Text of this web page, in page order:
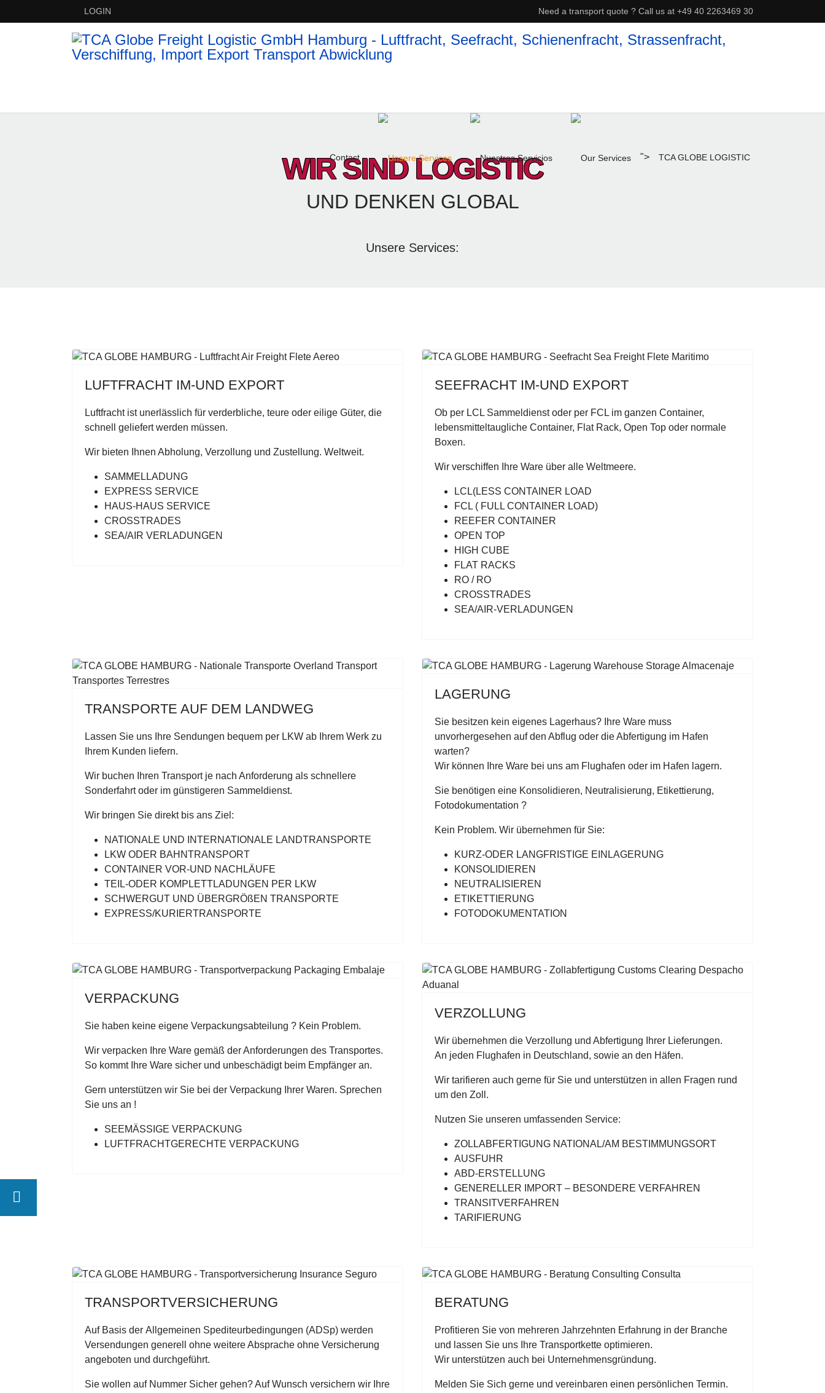
LOGIN Need a transport quote ? Call us at +49 40 2263469 30
Contact "> TCA GLOBE LOGISTIC
WIR SIND LOGISTIC
UND DENKEN GLOBAL
Unsere Services:
LUFTFRACHT IM-UND EXPORT
Luftfracht ist unerlässlich für verderbliche, teure oder eilige Güter, die
schnell geliefert werden müssen.
Wir bieten Ihnen Abholung, Verzollung und Zustellung. Weltweit.
SAMMELLADUNG
EXPRESS SERVICE
HAUS-HAUS SERVICE
CROSSTRADES
SEA/AIR VERLADUNGEN
SEEFRACHT IM-UND EXPORT
Ob per LCL Sammeldienst oder per FCL im ganzen Container,
ebensmitteltaugliche Container, Flat Rack, Open Top oder normale
Boxen.
Wir verschiffen Ihre Ware über alle Weltmeere.
LCL(LESS CONTAINER LOAD
FCL ( FULL CONTAINER LOAD)
REEFER CONTAINER
OPEN TOP
HIGH CUBE
FLAT RACKS
RO / RO
CROSSTRADES
SEA/AIR-VERLADUNGEN
TRANSPORTE AUF DEM LANDWEG
Lassen Sie uns Ihre Sendungen bequem per LKW ab Ihrem Werk zu
Ihrem Kunden liefern.
Wir buchen Ihren Transport je nach Anforderung als schnellere
Sonderfahrt oder im günstigeren Sammeldienst.
Wir bringen Sie direkt bis ans Ziel:
NATIONALE UND INTERNATIONALE LANDTRANSPORTE
LKW ODER BAHNTRANSPORT
CONTAINER VOR-UND NACHLÄUFE
TEIL-ODER KOMPLETTLADUNGEN PER LKW
SCHWERGUT UND ÜBERGRÖßEN TRANSPORTE
EXPRESS/KURIERTRANSPORTE
LAGERUNG
Sie besitzen kein eigenes Lagerhaus? Ihre Ware muss
unvorhergesehen auf den Abflug oder die Abfertigung im Hafen
warten?
Wir können Ihre Ware bei uns am Flughafen oder im Hafen lagern.
Sie benötigen eine Konsolidieren, Neutralisierung, Etikettierung,
Fotodokumentation ?
Kein Problem. Wir übernehmen für Sie:
KURZ-ODER LANGFRISTIGE EINLAGERUNG
KONSOLIDIEREN
NEUTRALISIEREN
ETIKETTIERUNG
FOTODOKUMENTATION
VERPACKUNG
Sie haben keine eigene Verpackungsabteilung ? Kein Problem.
Wir verpacken Ihre Ware gemäß der Anforderungen des Transportes.
So kommt Ihre Ware sicher und unbeschädigt beim Empfänger an.
Gern unterstützen wir Sie bei der Verpackung Ihrer Waren. Sprechen
Sie uns an !
SEEMÄSSIGE VERPACKUNG
LUFTFRACHTGERECHTE VERPACKUNG
VERZOLLUNG
Wir übernehmen die Verzollung und Abfertigung Ihrer Lieferungen.
An jeden Flughafen in Deutschland, sowie an den Häfen.
Wir tarifieren auch gerne für Sie und unterstützen in allen Fragen rund
um den Zoll.
Nutzen Sie unseren umfassenden Service:
ZOLLABFERTIGUNG NATIONAL/AM BESTIMMUNGSORT
AUSFUHR
ABD-ERSTELLUNG
GENERELLER IMPORT – BESONDERE VERFAHREN
TRANSITVERFAHREN
TARIFIERUNG
TRANSPORTVERSICHERUNG
Auf Basis der Allgemeinen Spediteurbedingungen (ADSp) werden
Versendungen generell ohne weitere Absprache ohne Versicherung
angeboten und durchgeführt.
Sie wollen auf Nummer Sicher gehen? Auf Wunsch versichern wir Ihre
BERATUNG
Profitieren Sie von mehreren Jahrzehnten Erfahrung in der Branche
und lassen Sie uns Ihre Transportkette optimieren.
Wir unterstützen auch bei Unternehmensgründung.
Melden Sie Sich gerne und vereinbaren einen persönlichen Termin.